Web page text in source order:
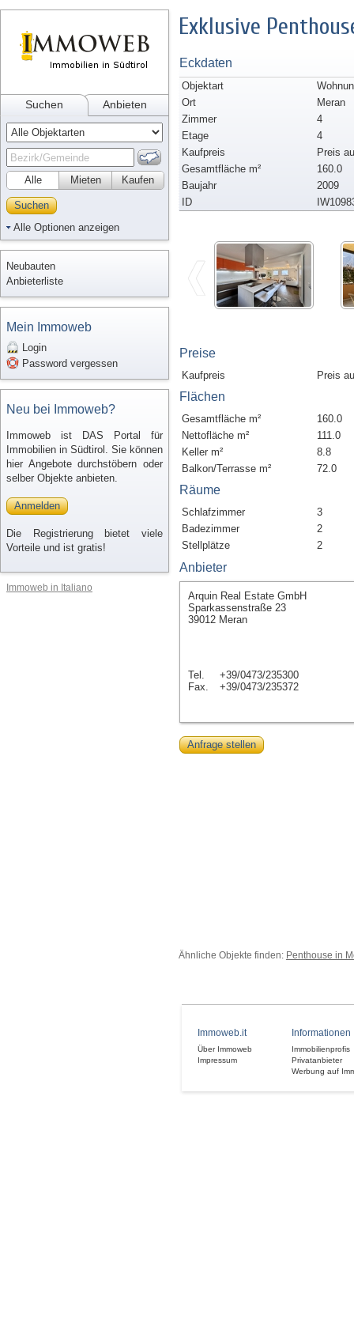
Suchen Anbieten
Alle Kaufen
Mieten
Suchen
Alle Optionen anzeigen
Neubauten
Anbieterliste
Mein Immoweb
Login
Password vergessen
Neu bei Immoweb?
Immoweb ist DAS Portal für
Immobilien in Südtirol. Sie können
hier Angebote durchstöbern oder
selber Objekte anbieten.
Anmelden
Die Registrierung bietet viele
Vorteile und ist gratis!
Immoweb in Italiano
Exklusive
Eckdaten
Objektart
Ort
Meran
Zimmer
4
Etage
4
Kaufpreis
Preis
Gesamtfläche m²
160.0
Baujahr
2009
ID
Preise
Kaufpreis Preis
Flächen
Gesamtfläche m²
160.0
Nettofläche m²
111.0
Keller m²
8.8
Balkon/Terrasse m²
72.0
Räume
Schlafzimmer
3
Badezimmer
2
Stellplätze
2
Anbieter
Arquin Real Estate GmbH
Sparkassenstraße 23
39012 Meran
Tel.
+39/0473/235300
Fax.
+39/0473/235372
Anfrage stellen
Ähnliche Objekte finden: Penthouse in
Immoweb.it
Über Immoweb
Impressum
Informationen
Immobilienprofis
Privatanbieter
Werbung auf